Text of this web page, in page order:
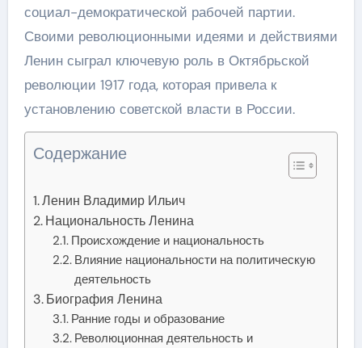
социал-демократической рабочей партии.
Своими революционными идеями и действиями
Ленин сыграл ключевую роль в Октябрьской
революции 1917 года, которая привела к
установлению советской власти в России.
Содержание
Ленин Владимир Ильич
Национальность Ленина
Происхождение и национальность
Влияние национальности на политическую
деятельность
Биография Ленина
Ранние годы и образование
Революционная деятельность и